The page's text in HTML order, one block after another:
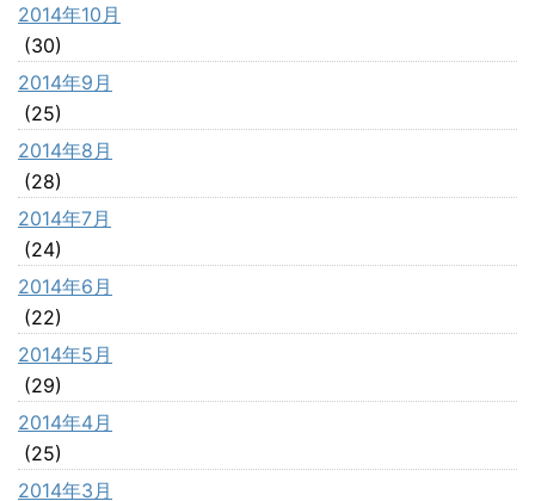
2014年10月
(30)
2014年9月
(25)
2014年8月
(28)
2014年7月
(24)
2014年6月
(22)
2014年5月
(29)
2014年4月
(25)
2014年3月